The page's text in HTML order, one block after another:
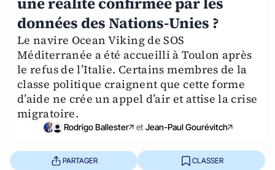
données des Nations-Unies ?
Le navire Ocean Viking de SOS
Méditerranée a été accueilli à Toulon après
le refus de l’Italie. Certains membres de la
classe politique craignent que cette forme
d’aide ne crée un appel d’air et attise la crise
migratoire.
Rodrigo Ballester et Jean-Paul Gourévitch
PARTAGER CLASSER